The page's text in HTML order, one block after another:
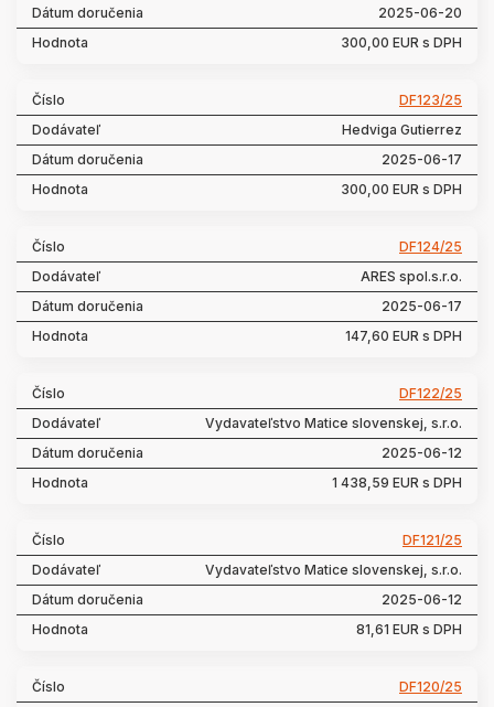
2025-06-20
300,00 EUR s DPH
DF123/25
Hedviga Gutierrez
2025-06-17
300,00 EUR s DPH
DF124/25
ARES spol.s.r.o.
2025-06-17
147,60 EUR s DPH
DF122/25
Vydavateľstvo Matice slovenskej, s.r.o.
2025-06-12
1 438,59 EUR s DPH
DF121/25
Vydavateľstvo Matice slovenskej, s.r.o.
2025-06-12
81,61 EUR s DPH
DF120/25